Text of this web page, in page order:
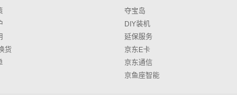
货
夺宝岛
DIY装机
延保服务
京东E卡
京东通信
京鱼座智能